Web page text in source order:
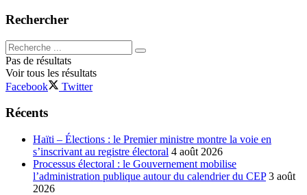
Rechercher
Pas de résultats
Voir tous les résultats
Facebook
Twitter
Récents
Haïti – Élections : le Premier ministre montre la voie en
s’inscrivant au registre électoral 4 août 2026
Processus électoral : le Gouvernement mobilise
l’administration publique autour du calendrier du CEP 3 août
2026